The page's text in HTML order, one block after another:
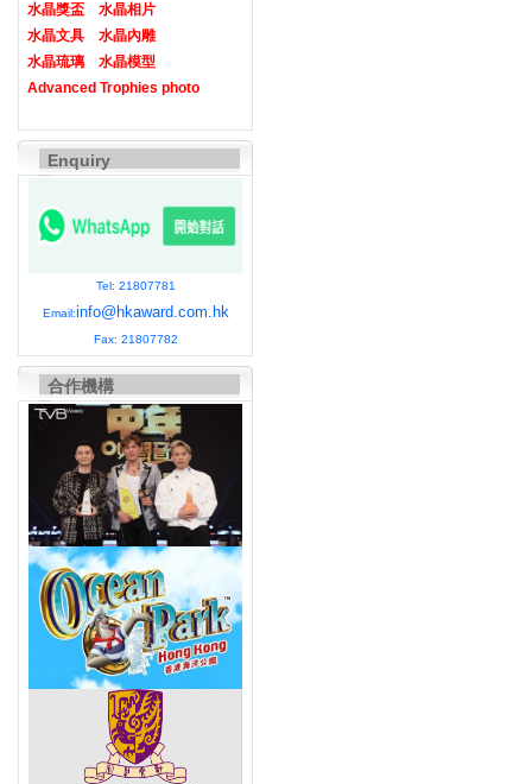
水晶獎盃
水晶相片
水晶文具
水晶內雕
水晶琉璃
水晶模型
Advanced Trophies photo
Enquiry
Tel: 21807781
Email:info@hkaward.com.hk
Fax: 21807782
合作機構